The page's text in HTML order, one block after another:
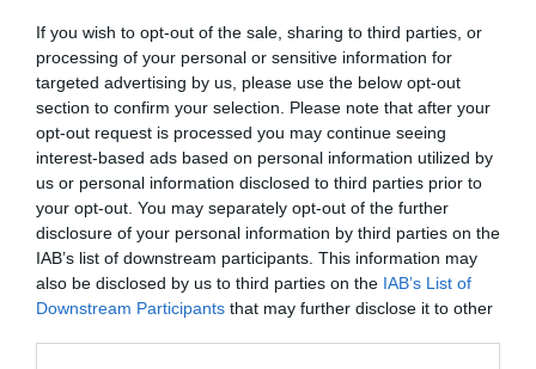
If you wish to opt-out of the sale, sharing to third parties, or
processing of your personal or sensitive information for
targeted advertising by us, please use the below opt-out
section to confirm your selection. Please note that after your
opt-out request is processed you may continue seeing
interest-based ads based on personal information utilized by
us or personal information disclosed to third parties prior to
your opt-out. You may separately opt-out of the further
disclosure of your personal information by third parties on the
IAB’s list of downstream participants. This information may
also be disclosed by us to third parties on the IAB’s List of
Downstream Participants that may further disclose it to other
hűtőszekrénytől. A veszélyes újévi hagyomány ellen a
rendőrség is küzd, ugyanis nem ritkák a sérülések sem.
India
A magyar szilveszteri-újévi hagyományokhoz hasonlóan
Indiában sem szabad újév napját semmit sem kidobni,
vagy kivinni a házból. Még a szemetet is tilos kivinni.
Észak-Indiában újév napját tavaszi színű virágokat
viselnek: a nők sárga, míg a férfiak rózsaszín, piros, lila
és fehér kombinációkat. Dél-Indiában a tamilok a téli
napfordulón tartott évkezdetükön elzarándokolnak a
szent helyekre, ahol rizst főznek, a tehenek szarvát